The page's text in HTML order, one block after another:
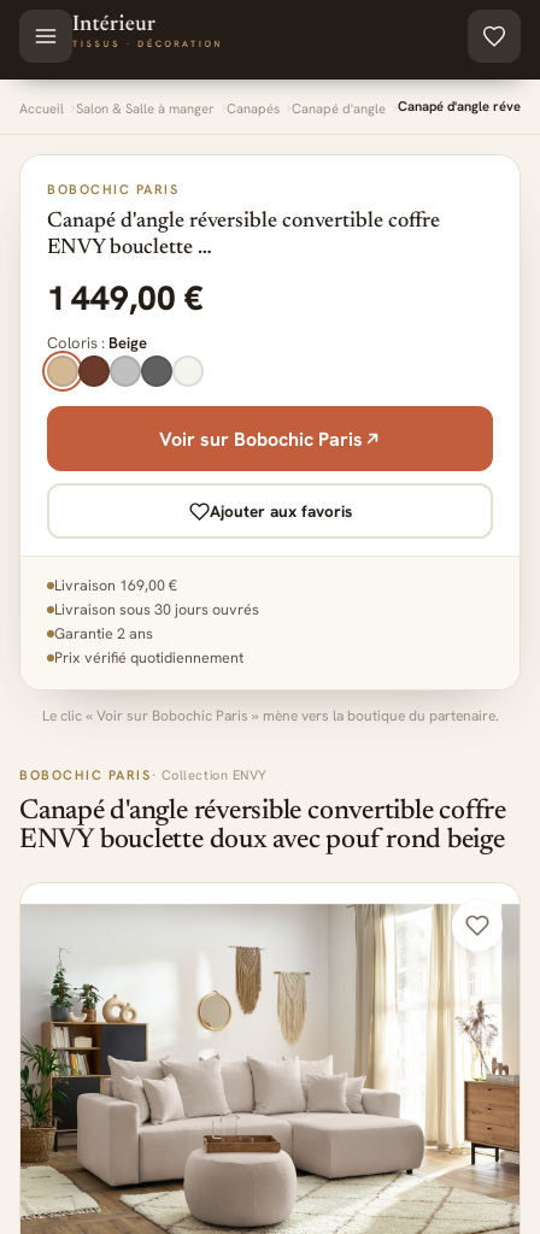
Aller au contenu principal
Accueil Salon & Salle à manger Canapés Canapé d'angle Canapé d'angle
BOBOCHIC PARIS · Collection ENVY
Canapé d'angle réversible convertible coffre
ENVY bouclette doux avec pouf rond beige
BOBOCHIC PARIS
Canapé d'angle réversible convertible coffre
ENVY bouclette …
1 449,00 €
Coloris : Beige
Voir sur Bobochic Paris
Ajouter aux favoris
Livraison 169,00 €
Livraison sous 30 jours ouvrés
Garantie 2 ans
Prix vérifié quotidiennement
Le clic « Voir sur Bobochic Paris » mène vers la boutique du partenaire.